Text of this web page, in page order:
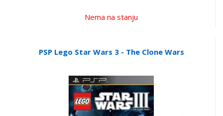
Nema na stanju
PSP Lego Star Wars 3 - The Clone Wars